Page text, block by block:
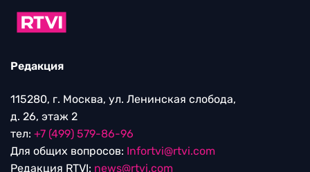
Редакция
115280, г. Москва, ул. Ленинская слобода,
д. 26, этаж 2
тел: +7 (499) 579-86-96
Для общих вопросов: Infortvi@rtvi.com
Редакция RTVI: news@rtvi.com